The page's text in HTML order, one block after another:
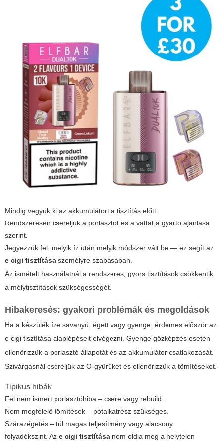
Mindig vegyük ki az akkumulátort a tisztítás előtt.
Rendszeresen cseréljük a porlasztót és a vattát a gyártó ajánlása
szerint.
Jegyezzük fel, melyik íz után melyik módszer vált be — ez segít az
e cigi tisztítása személyre szabásában.
Az ismételt használatnál a rendszeres, gyors tisztítások csökkentik
a mélytisztítások szükségességét.
Hibakeresés: gyakori problémák és megoldások
Ha a készülék íze savanyú, égett vagy gyenge, érdemes először az
e cigi tisztítása alaplépéseit elvégezni. Gyenge gőzképzés esetén
ellenőrizzük a porlasztó állapotát és az akkumulátor csatlakozását.
Szivárgásnál cseréljük az O-gyűrűket és ellenőrizzük a tömítéseket.
Tipikus hibák
Fel nem ismert porlasztóhiba – csere vagy rebuild.
Nem megfelelő tömítések – pótalkatrész szükséges.
Szárazégetés – túl magas teljesítmény vagy alacsony
folyadékszint. Az e cigi tisztítása nem oldja meg a helytelen